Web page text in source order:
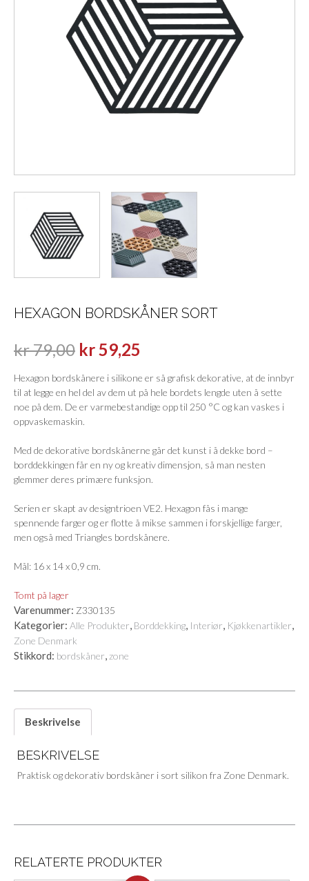
HEXAGON BORDSKÅNER SORT
kr79,00 kr59,25
Hexagon bordskånere i silikone er så grafisk dekorative, at de innbyr
til at legge en hel del av dem ut på hele bordets lengde uten å sette
noe på dem. De er varmebestandige opp til 250 °C og kan vaskes i
oppvaskemaskin.
Med de dekorative bordskånerne går det kunst i å dekke bord –
borddekkingen får en ny og kreativ dimensjon, så man nesten
glemmer deres primære funksjon.
Serien er skapt av designtrioen VE2. Hexagon fås i mange
spennende farger og er flotte å mikse sammen i forskjellige farger,
men også med Triangles bordskånere.
Mål: 16 x 14 x 0,9 cm.
Tomt på lager
Varenummer: Z330135
Kategorier: Alle Produkter, Borddekking, Interiør, Kjøkkenartikler,
Zone Denmark
Stikkord: bordskåner, zone
Beskrivelse
BESKRIVELSE
Praktisk og dekorativ bordskåner i sort silikon fra Zone Denmark.
RELATERTE PRODUKTER